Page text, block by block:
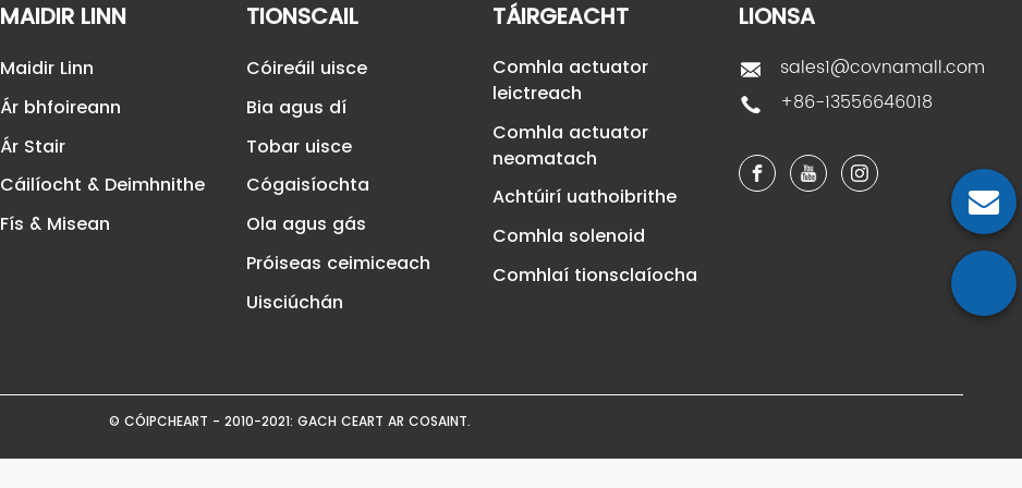
MAIDIR LINN
Maidir Linn
Ár bhfoireann
Ár Stair
Cáilíocht & Deimhnithe
Fís & Misean
TIONSCAIL
Cóireáil uisce
Bia agus dí
Tobar uisce
Cógaisíochta
Ola agus gás
Próiseas ceimiceach
Uisciúchán
TÁIRGEACHT
Comhla actuator
leictreach
Comhla actuator
neomatach
Achtúirí uathoibrithe
Comhla solenoid
Comhlaí tionsclaíocha
LIONSA
sales1@covnamall.com
+86-13556646018
© CÓIPCHEART - 2010-2021: GACH CEART AR COSAINT.